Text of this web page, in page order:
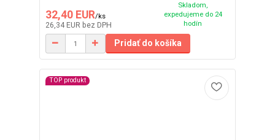
32,40 EUR/ks
26,34 EUR bez DPH
Skladom,
expedujeme do 24
hodín
Pridať do košíka
TOP produkt